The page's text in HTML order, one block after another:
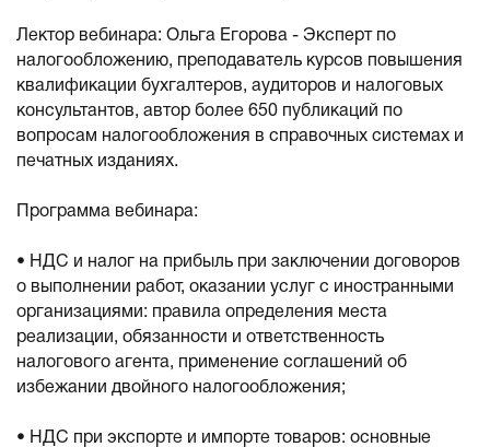
Лектор вебинара: Ольга Егорова - Эксперт по
налогообложению, преподаватель курсов повышения
квалификации бухгалтеров, аудиторов и налоговых
консультантов, автор более 650 публикаций по
вопросам налогообложения в справочных системах и
печатных изданиях.
Программа вебинара:
• НДС и налог на прибыль при заключении договоров
о выполнении работ, оказании услуг с иностранными
организациями: правила определения места
реализации, обязанности и ответственность
налогового агента, применение соглашений об
избежании двойного налогообложения;
• НДС при экспорте и импорте товаров: основные